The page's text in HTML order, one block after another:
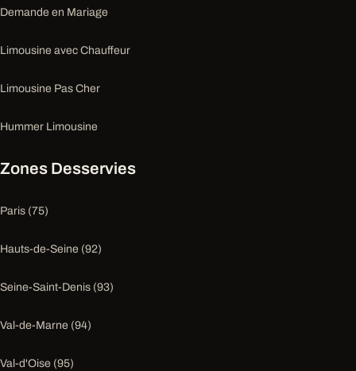
Demande en Mariage
Limousine avec Chauffeur
Limousine Pas Cher
Hummer Limousine
Zones Desservies
Paris (75)
Hauts-de-Seine (92)
Seine-Saint-Denis (93)
Val-de-Marne (94)
Val-d'Oise (95)